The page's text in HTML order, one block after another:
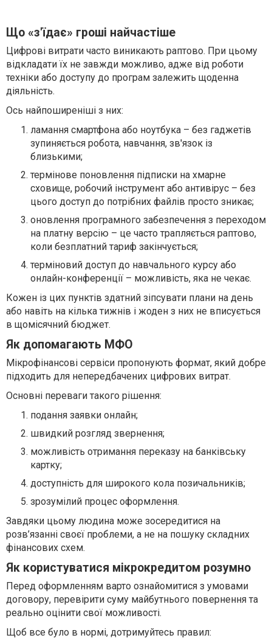
Що «з'їдає» гроші найчастіше
Цифрові витрати часто виникають раптово. При цьому
відкладати їх не завжди можливо, адже від роботи
техніки або доступу до програм залежить щоденна
діяльність.
Ось найпоширеніші з них:
ламання смартфона або ноутбука – без гаджетів
зупиняється робота, навчання, зв'язок із
близькими;
термінове поновлення підписки на хмарне
сховище, робочий інструмент або антивірус – без
цього доступ до потрібних файлів просто зникає;
оновлення програмного забезпечення з переходом
на платну версію – це часто трапляється раптово,
коли безплатний тариф закінчується;
терміновий доступ до навчального курсу або
онлайн-конференції – можливість, яка не чекає.
Кожен із цих пунктів здатний зіпсувати плани на день
або навіть на кілька тижнів і жоден з них не вписується
в щомісячний бюджет.
Як допомагають МФО
Мікрофінансові сервіси пропонують формат, який добре
підходить для непередбачених цифрових витрат.
Основні переваги такого рішення:
подання заявки онлайн;
швидкий розгляд звернення;
можливість отримання переказу на банківську
картку;
доступність для широкого кола позичальників;
зрозумілий процес оформлення.
Завдяки цьому людина може зосередитися на
розв’язанні своєї проблеми, а не на пошуку складних
фінансових схем.
Як користуватися мікрокредитом розумно
Перед оформленням варто ознайомитися з умовами
договору, перевірити суму майбутнього повернення та
реально оцінити свої можливості.
Щоб все було в нормі, дотримуйтесь правил: